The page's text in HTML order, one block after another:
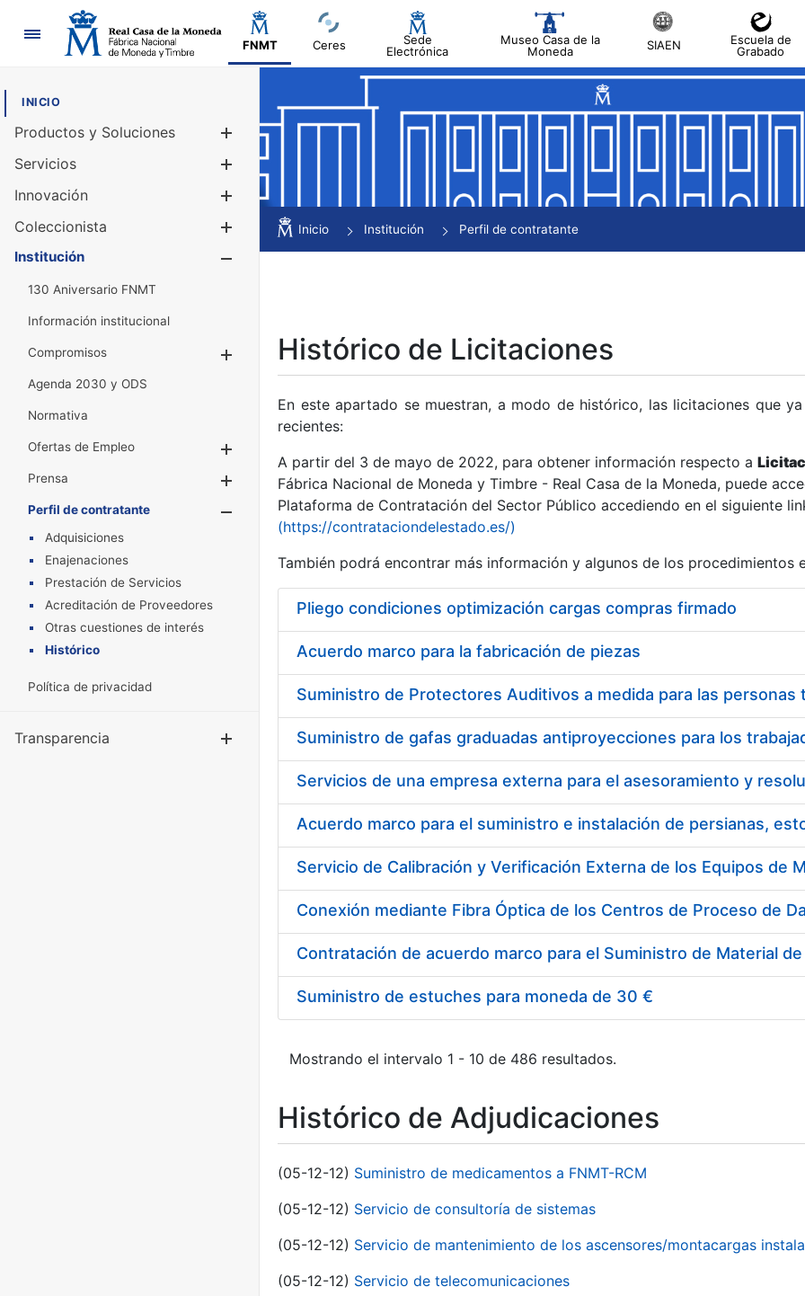
Navegación
FNMT Ceres
Sede
Electrónica
Museo Casa de la
Moneda
SIAEN
Escuela de
Grabado
INICIO
Productos y Soluciones
Mostrar/Ocultar
Servicios
Innovación
Coleccionista
Mostrar/Ocultar
Institución
130 Aniversario FNMT
Información institucional
Compromisos
Mostrar/Ocultar
Agenda 2030 y ODS
Normativa
Ofertas de Empleo
Prensa
Mostrar/Ocultar
Perfil de contratante
Mostrar/Ocultar
Adquisiciones
Enajenaciones
Prestación de Servicios
Acreditación de Proveedores
Otras cuestiones de interés
Histórico
Política de privacidad
Transparencia Mostrar/Ocultar
Inicio Institución Perfil de contratante
Histórico de Licitaciones
En este apartado se muestran, a modo de histórico, las licitaciones que
recientes:
A partir del 3 de mayo de 2022, para obtener información respecto a
Fábrica Nacional de Moneda y Timbre - Real Casa de la Moneda, puede
Plataforma de Contratación del Sector Público accediendo en el siguiente
(https://contrataciondelestado.es/)
También podrá encontrar más información y algunos de los procedimientos
Pliego condiciones optimización cargas compras firmado
Acuerdo marco para la fabricación de piezas
Acuerdo marco para el suministro e instalación de persianas,
Suministro de estuches para moneda de 30 €
Mostrando el intervalo 1 - 10 de 486 resultados.
Histórico de Adjudicaciones
(05-12-12) Suministro de medicamentos a FNMT-RCM
(05-12-12) Servicio de consultoría de sistemas
(05-12-12) Servicio de mantenimiento de los ascensores/montacargas
(05-12-12) Servicio de telecomunicaciones